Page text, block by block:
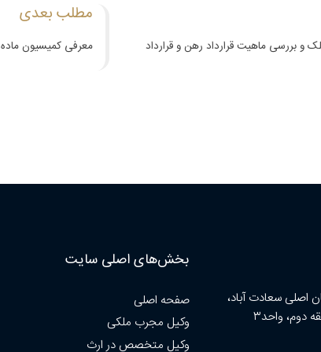
و بررسی ماهیت قرارداد رهن و قرارداد
مطلب بعدی
معرفی کمیسیون ماده 100 شهرداری
اصلی سعادت آباد،
بخش‌های اصلی سایت
صفحه اصلی
وکیل مجرب ملکی
وکیل متخصص در ارث